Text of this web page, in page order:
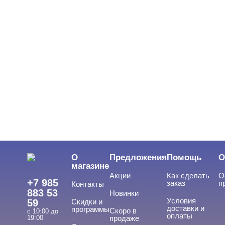
+7 985
883 53
59
с 10:00 до
19:00
О
магазине
Контакты
Скидки и
программы
Предложения
Акции
Новинки
Скоро в
продаже
Помощь
Как сделать
заказ
Условия
доставки и
оплаты